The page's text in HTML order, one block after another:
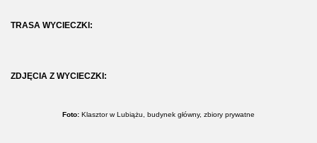
TRASA WYCIECZKI:
ZDJĘCIA Z WYCIECZKI:
Foto: Klasztor w Lubiążu, budynek główny, zbiory prywatne